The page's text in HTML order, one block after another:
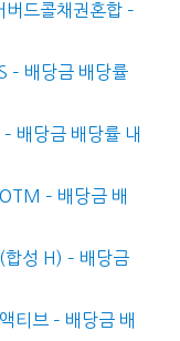
버드콜채권혼합 –
– 배당금 배당률
배당금 배당률 내
– 배당금 배
합성 H) – 배당금
티브 – 배당금 배